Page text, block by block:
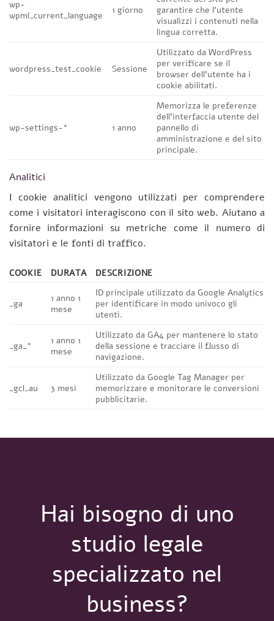
wp-
wpml_current_language
1 giorno
garantire che l’utente
visualizzi i contenuti nella
lingua corretta.
wordpress_test_cookie Sessione
Utilizzato da WordPress
per verificare se il
browser dell’utente ha i
cookie abilitati.
wp-settings-* 1 anno
Memorizza le preferenze
dell’interfaccia utente del
pannello di
amministrazione e del sito
principale.
Analitici
I cookie analitici vengono utilizzati per comprendere
come i visitatori interagiscono con il sito web. Aiutano a
fornire informazioni su metriche come il numero di
visitatori e le fonti di traffico.
COOKIE DURATA DESCRIZIONE
_ga
1 anno 1
mese
ID principale utilizzato da Google Analytics
per identificare in modo univoco gli
utenti.
_ga_*
1 anno 1
mese
Utilizzato da GA4 per mantenere lo stato
della sessione e tracciare il flusso di
navigazione.
_gcl_au 3 mesi
Utilizzato da Google Tag Manager per
memorizzare e monitorare le conversioni
pubblicitarie.
Hai bisogno di uno
studio legale
specializzato nel
business?